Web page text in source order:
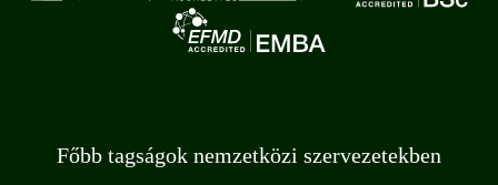
Főbb tagságok nemzetközi szervezetekben